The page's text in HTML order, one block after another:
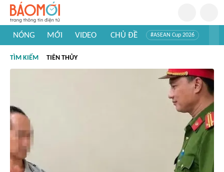
NÓNG MỚI VIDEO CHỦ ĐỀ #ASEAN Cup 2026
#Khám phá thế giới
TÌM KIẾM TIÊN THỦY